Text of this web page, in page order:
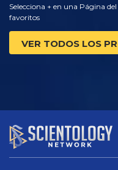
Selecciona + en una Página
favoritos
VER TODOS LOS